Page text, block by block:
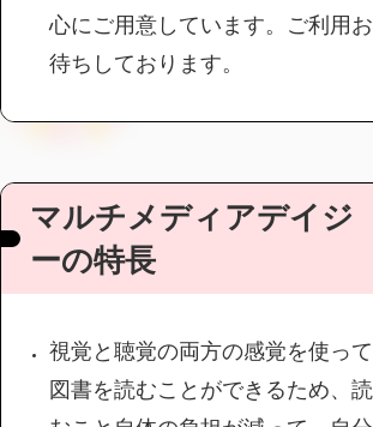
心にご用意しています。ご利用お
待ちしております。
マルチメディアデイジ
ーの特長
視覚と聴覚の両方の感覚を使って
図書を読むことができるため、読